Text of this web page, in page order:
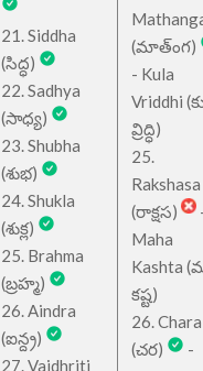
21. Siddha
(సిద్ధ)
22. Sadhya
(సాధ్య)
23. Shubha
(శుభ)
24. Shukla
(శుక్ల)
25. Brahma
(బ్రహ్మ)
26. Aindra
(ఐన్ద్ర)
27. Vaidhriti
(మాత్ంగ)
- Kula
Vriddhi
వ్రిద్ధి)
25.
Rakshasa
(రాక్షస)
Maha
Kashta
కష్ట)
26. Chara
(చర)
-